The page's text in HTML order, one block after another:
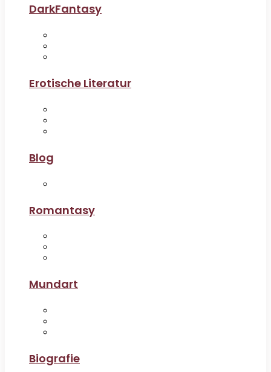
DarkFantasy
Erotische Literatur
Blog
Romantasy
Mundart
Biografie